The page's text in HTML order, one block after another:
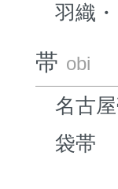
羽織
帯 obi
名古
袋帯